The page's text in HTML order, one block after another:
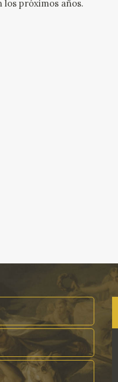
los próximos años.